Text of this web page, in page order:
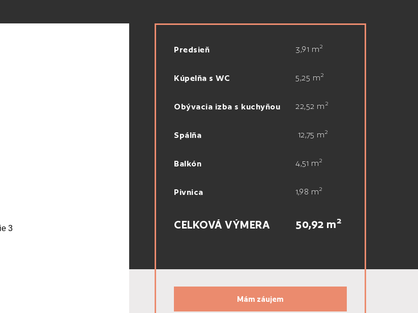
Predsieň 3,91 m2
Kúpelňa s WC 5,25 m2
Obývacia izba s kuchyňou 22,52 m 2
Spálňa 12,75 m2
Balkón 4,51 m2
Pivnica 1,98 m2
CELKOVÁ VÝMERA 50,92 m2
Mám záujem